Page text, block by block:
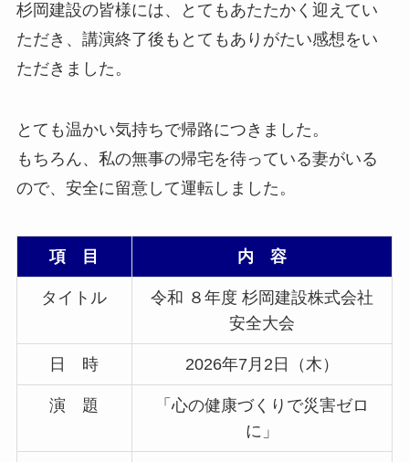
杉岡建設の皆様には、とてもあたたかく迎えてい
ただき、講演終了後もとてもありがたい感想をい
ただきました。
とても温かい気持ちで帰路につきました。
もちろん、私の無事の帰宅を待っている妻がいる
ので、安全に留意して運転しました。
項 目 内 容
タイトル
令和 ８年度 杉岡建設株式会社
安全大会
日 時 2026年7月2日（木）
演 題
「心の健康づくりで災害ゼロ
に」